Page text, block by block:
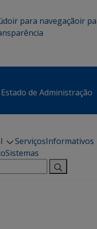
ir para navegaçãoir
de Administração
ServiçosInformativos
Sistemas